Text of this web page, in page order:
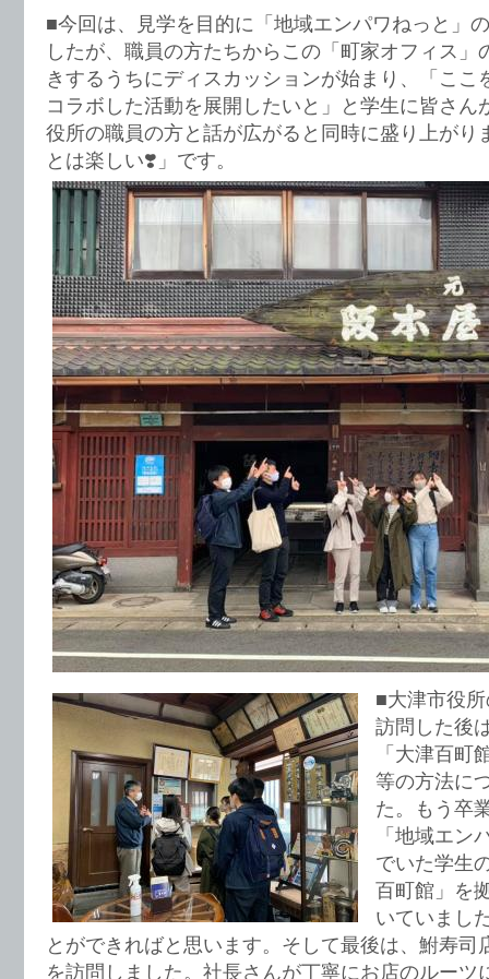
■今回は、見学を目的に「地域エンパワねっと」
したが、職員の方たちからこの「町家オフィス」
きするうちにディスカッションが始まり、「ここ
コラボした活動を展開したいと」と学生に皆さん
役所の職員の方と話が広がると同時に盛り上がり
とは楽しい❣️」です。
■大津市役
訪問した後
「大津百町
等の方法に
た。もう卒
「地域エン
でいた学生
百町館」を
いていまし
とができればと思います。そして最後は、鮒寿司
を訪問しました。社長さんが丁寧にお店のルーツ